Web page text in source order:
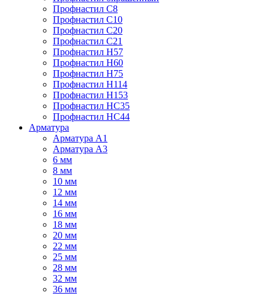
Профнастил С8
Профнастил С10
Профнастил С20
Профнастил С21
Профнастил Н57
Профнастил Н60
Профнастил Н75
Профнастил Н114
Профнастил Н153
Профнастил НС35
Профнастил НС44
Арматура
Арматура А1
Арматура А3
6 мм
8 мм
10 мм
12 мм
14 мм
16 мм
18 мм
20 мм
22 мм
25 мм
28 мм
32 мм
36 мм